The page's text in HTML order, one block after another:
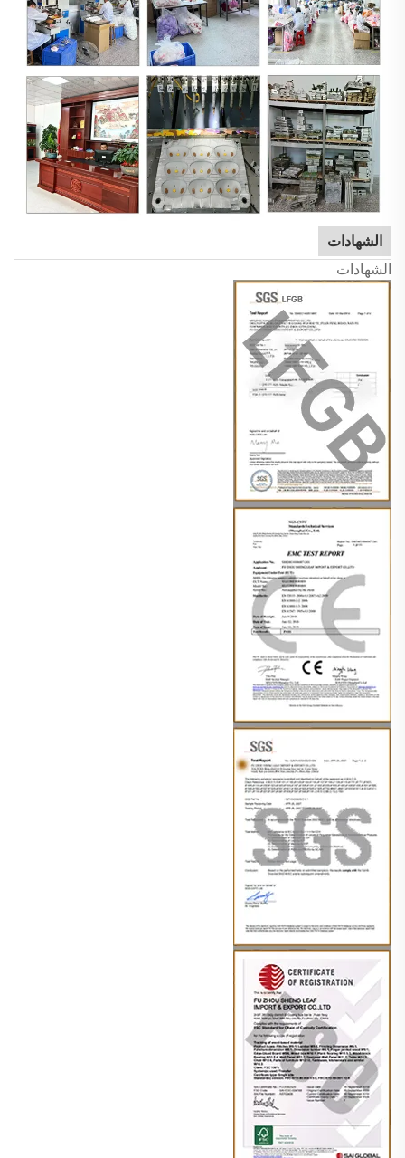
الشهادات
الشهادات